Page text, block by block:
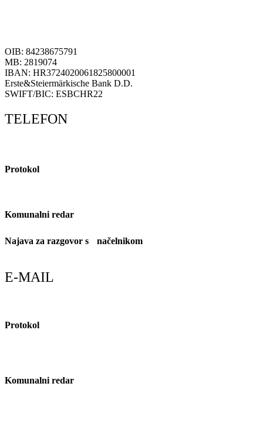
OIB: 84238675791
MB: 2819074
IBAN: HR3724020061825800001
Erste&Steiermärkische Bank D.D.
SWIFT/BIC: ESBCHR22
TELEFON
Protokol
Komunalni redar
Najava za razgovor s načelnikom
E-MAIL
Protokol
Komunalni redar